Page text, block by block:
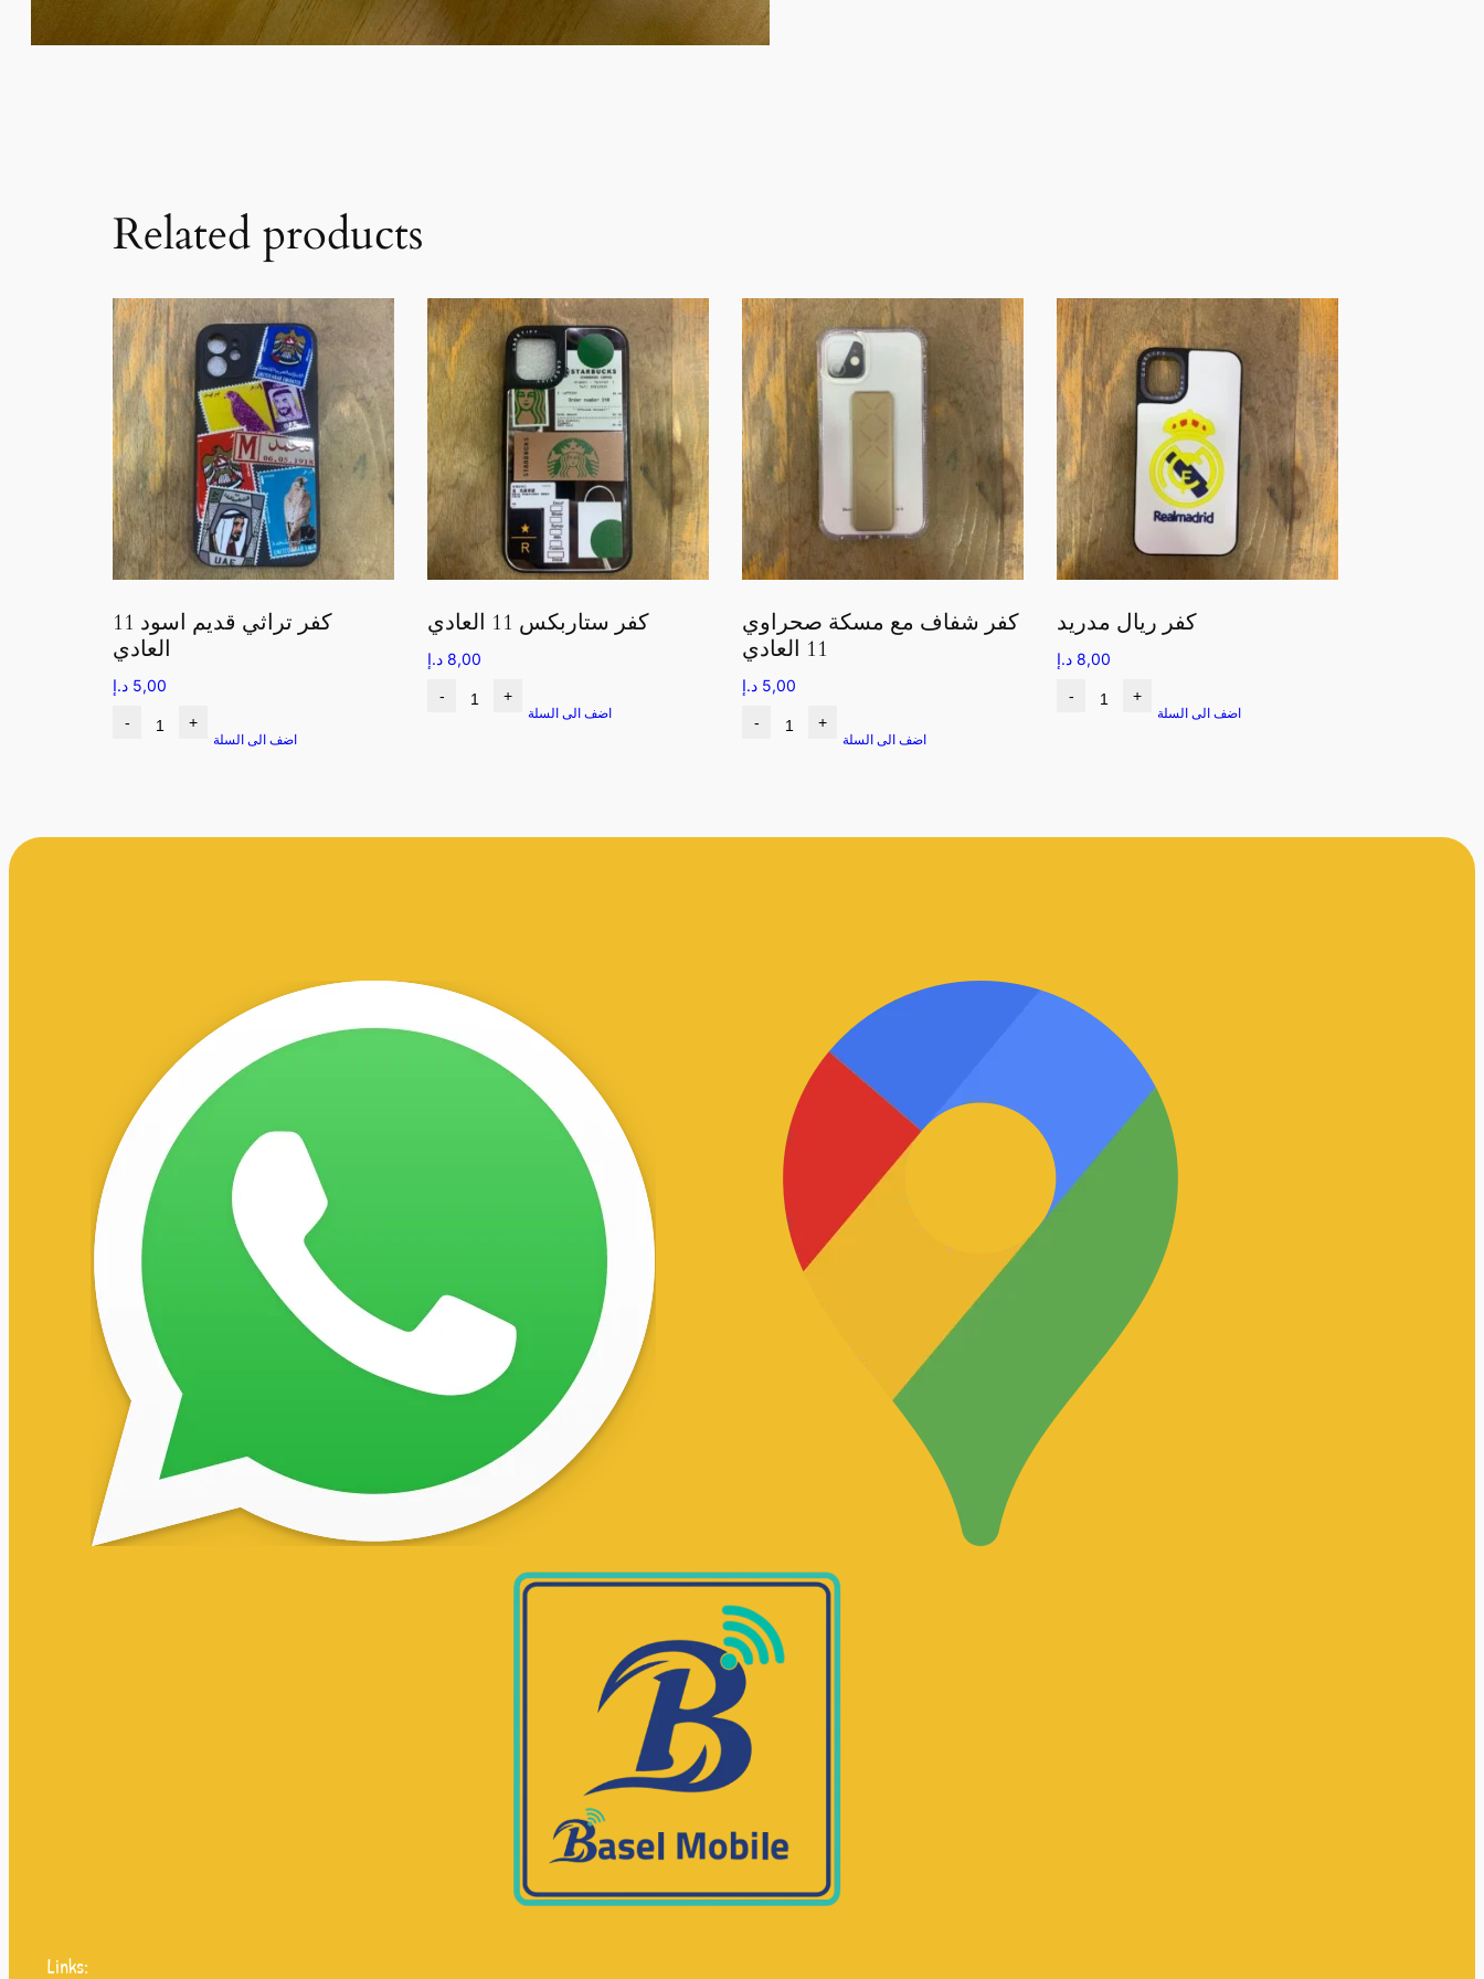
Related products
كفر تراثي قديم اسود 11
العادي
5,00 د.إ
- +
اضف الى السلة
كفر ستاربكس 11 العادي
8,00 د.إ
- +
اضف الى السلة
كفر شفاف مع مسكة صحراوي
11 العادي
5,00 د.إ
- +
اضف الى السلة
كفر ريال مدريد
8,00 د.إ
- +
اضف الى السلة
Links: